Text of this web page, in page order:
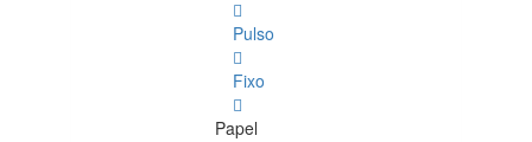
Pulso
Fixo
Papel